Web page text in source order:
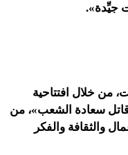
جيِّدة».
خلال افتتاحية
سعادة الشعب»، من
والثقافة والفكر